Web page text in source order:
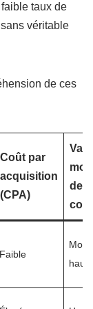
taux de
véritable
de ces
Coût par
acquisition
(CPA)
de
Faible